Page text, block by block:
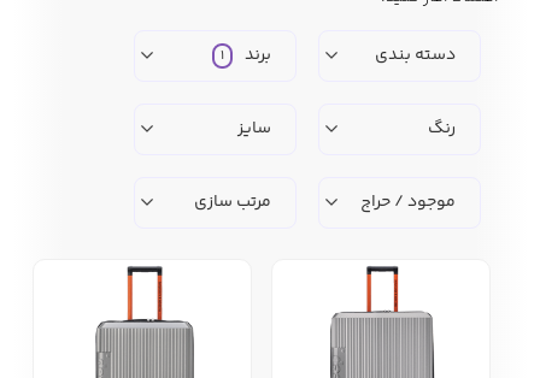
مردانه
دسته بندی برند 1
رنگ سایز
موجود / حراج مرتب سازی